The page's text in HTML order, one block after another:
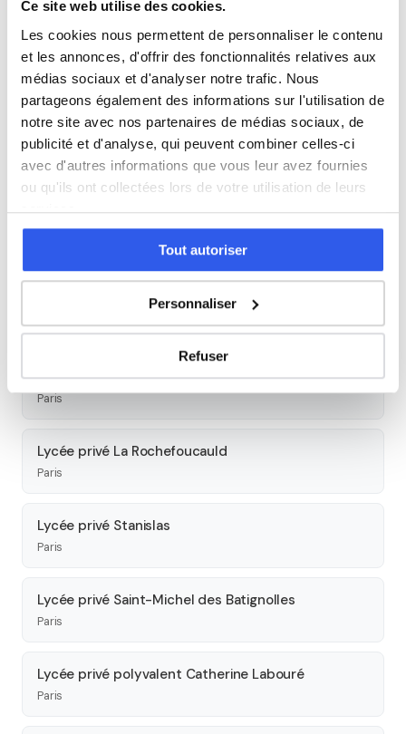
Ce site web utilise des cookies.
Les cookies nous permettent de personnaliser le contenu
et les annonces, d'offrir des fonctionnalités relatives aux
médias sociaux et d'analyser notre trafic. Nous
partageons également des informations sur l'utilisation de
notre site avec nos partenaires de médias sociaux, de
publicité et d'analyse, qui peuvent combiner celles-ci
avec d'autres informations que vous leur avez fournies
ou qu'ils ont collectées lors de votre utilisation de leurs
services.
Tout autoriser
Personnaliser
Refuser
Espagnol
Allemand
Cours par niveau
Seconde Première Terminale
Tous les cours particuliers à Paris
Découvrez l'ensemble de notre offre à Paris :
cours à Paris →
Autres lycées à proximité
Lycée privé Sainte-Ursule Louise de Bettignies
Paris
Lycée privé La Rochefoucauld
Paris
Lycée privé Stanislas
Paris
Lycée privé Saint-Michel des Batignolles
Paris
Lycée privé polyvalent Catherine Labouré
Paris